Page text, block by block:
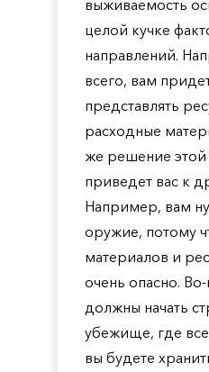
выживаемость
целой кучке
направлений.
всего, вам
представлять
расходные
же решение этой
приведет вас к
Например, вам
оружие, потому
материалов и
очень опасно.
должны начать
убежище, где
вы будете